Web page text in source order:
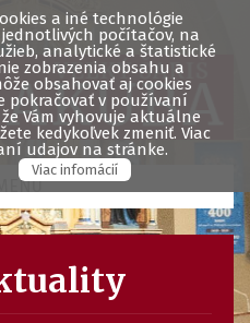
MENU
a iné technológie
počítačov, na
analytické a štatistické
zobrazenia obsahu a
obsahovať aj cookies
pokračovať v používaní
Vám vyhovuje aktuálne
kedykoľvek zmeniť. Viac
udajov na stránke.
Viac infomácií